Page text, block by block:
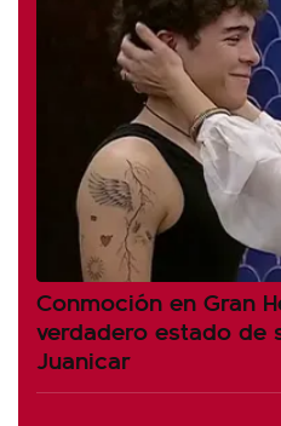
Conmoción en Gran
verdadero estado de
Juanicar